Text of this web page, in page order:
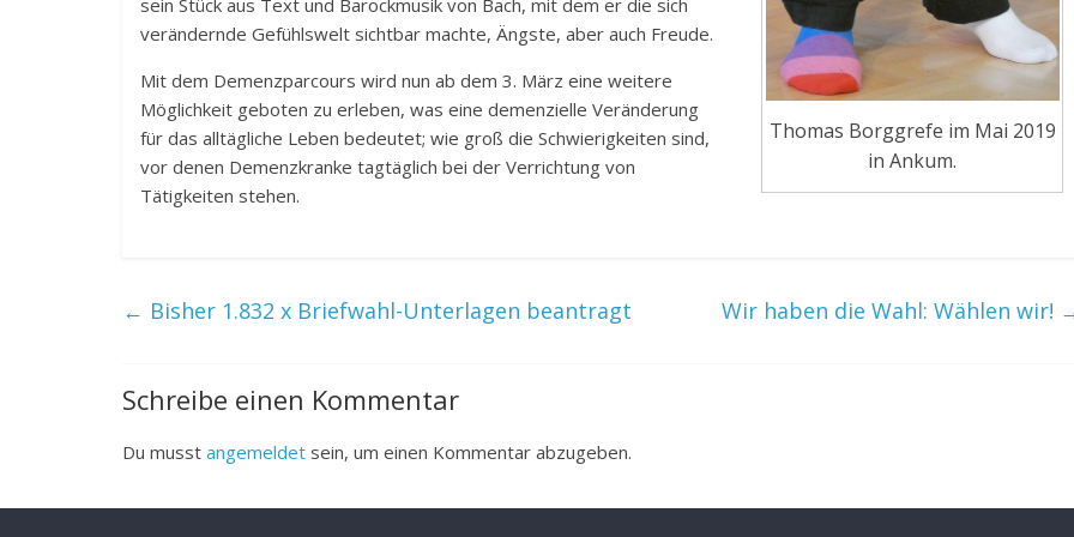
Thomas Borggrefe im Mai 2019
in Ankum.
sein Stück aus Text und Barockmusik von Bach, mit dem er die sich
verändernde Gefühlswelt sichtbar machte, Ängste, aber auch Freude.
Mit dem Demenzparcours wird nun ab dem 3. März eine weitere
Möglichkeit geboten zu erleben, was eine demenzielle Veränderung
für das alltägliche Leben bedeutet; wie groß die Schwierigkeiten sind,
vor denen Demenzkranke tagtäglich bei der Verrichtung von
Tätigkeiten stehen.
← Bisher 1.832 x Briefwahl-Unterlagen beantragt Wir haben die Wahl: Wählen wir!
Schreibe einen Kommentar
Du musst angemeldet sein, um einen Kommentar abzugeben.